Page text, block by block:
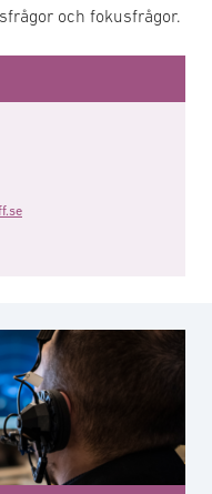
och fokusfrågor.